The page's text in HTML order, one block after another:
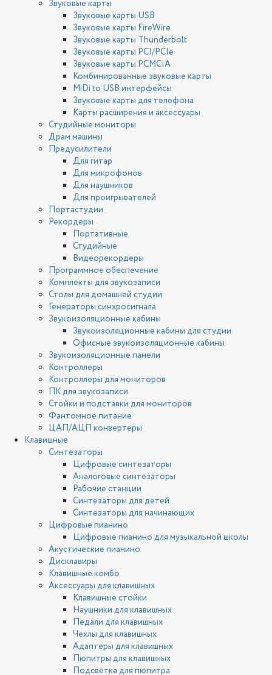
Звуковые карты
Звуковые карты USB
Звуковые карты FireWire
Звуковые карты Thunderbolt
Звуковые карты PCI/PCIe
Звуковые карты PCMCIA
Комбинированные звуковые карты
MiDi to USB интерфейсы
Звуковые карты для телефона
Карты расширения и аксессуары
Студийные мониторы
Драм машины
Предусилители
Для гитар
Для микрофонов
Для наушников
Для проигрывателей
Портастудии
Рекордеры
Портативные
Студийные
Видеорекордеры
Программное обеспечение
Комплекты для звукозаписи
Столы для домашней студии
Генераторы синхросигнала
Звукоизоляционные кабины
Звукоизоляционные кабины для студии
Офисные звукоизоляционные кабины
Звукоизоляционные панели
Контроллеры
Контроллеры для мониторов
ПК для звукозаписи
Стойки и подставки для мониторов
Фантомное питание
ЦАП/АЦП конвертеры
Клавишные
Синтезаторы
Цифровые синтезаторы
Аналоговые синтезаторы
Рабочие станции
Синтезаторы для детей
Синтезаторы для начинающих
Цифровые пианино
Цифровые пианино для музыкальной школы
Акустические пианино
Дисклавиры
Клавишные комбо
Аксессуары для клавишных
Клавишные стойки
Наушники для клавишных
Педали для клавишных
Чехлы для клавишных
Адаптеры для клавишных
Пюпитры для клавишных
Подсветка для пюпитра